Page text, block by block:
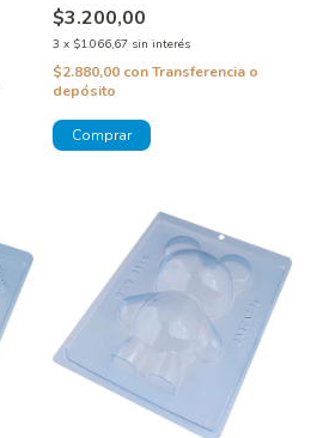
$3.200,00
3 x $1.066,67 sin interés
$2.880,00 conTransferencia o
depósito